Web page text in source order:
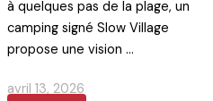
à quelques pas de la plage, un
camping signé Slow Village
propose une vision ...
avril 13, 2026